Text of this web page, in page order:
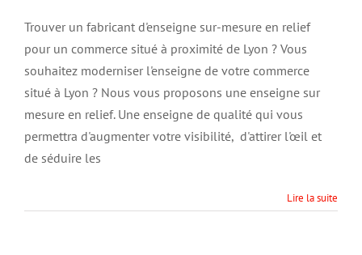
son
internet
aux
RGPD
Trouver un fabricant d'enseigne sur-mesure en relief
pour un commerce situé à proximité de Lyon ? Vous
souhaitez moderniser l'enseigne de votre commerce
situé à Lyon ? Nous vous proposons une enseigne sur
mesure en relief. Une enseigne de qualité qui vous
permettra d'augmenter votre visibilité, d'attirer l'œil et
de séduire les
Lire la suite